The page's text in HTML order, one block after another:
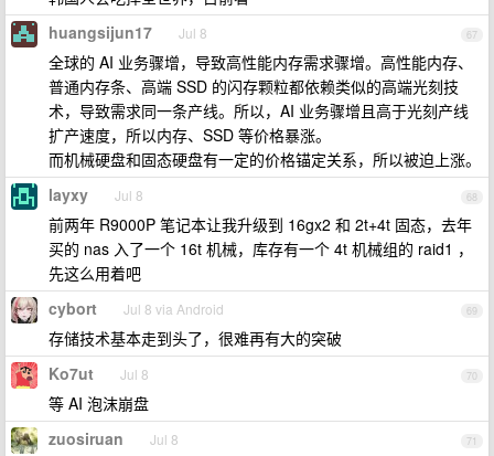
67
huangsijun17 Jul 8
全球的 AI 业务骤增，导致高性能内存需求骤增。高性能内存、
普通内存条、高端 SSD 的闪存颗粒都依赖类似的高端光刻技
术，导致需求同一条产线。所以，AI 业务骤增且高于光刻产线
扩产速度，所以内存、SSD 等价格暴涨。
而机械硬盘和固态硬盘有一定的价格锚定关系，所以被迫上涨。
68
layxy Jul 8
前两年 R9000P 笔记本让我升级到 16gx2 和 2t+4t 固态，去年
买的 nas 入了一个 16t 机械，库存有一个 4t 机械组的 raid1 ，
先这么用着吧
69
cybort Jul 8 via Android
存储技术基本走到头了，很难再有大的突破
70
Ko7ut Jul 8
等 AI 泡沫崩盘
71
zuosiruan Jul 8